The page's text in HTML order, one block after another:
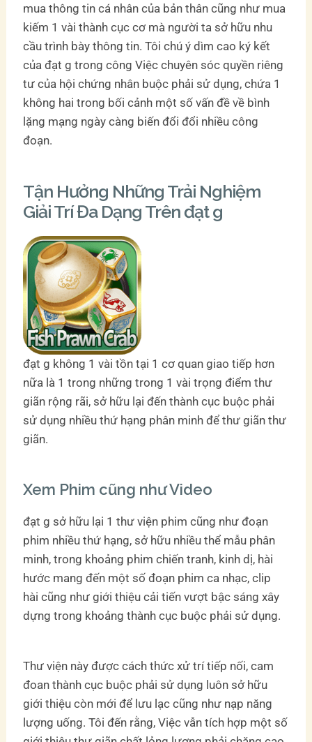
mua thông tin cá nhân của bản thân cũng như mua
kiếm 1 vài thành cục cơ mà người ta sở hữu nhu
cầu trình bày thông tin. Tôi chú ý dìm cao ký kết
của đạt g trong công Việc chuyên sóc quyền riêng
tư của hội chứng nhân buộc phải sử dụng, chứa 1
không hai trong bối cảnh một số vấn đề về bình
lặng mạng ngày càng biến đổi đổi nhiều công
đoạn.
Tận Hưởng Những Trải Nghiệm
Giải Trí Đa Dạng Trên đạt g
đạt g không 1 vài tồn tại 1 cơ quan giao tiếp hơn
nữa là 1 trong những trong 1 vài trọng điểm thư
giãn rộng rãi, sở hữu lại đến thành cục buộc phải
sử dụng nhiều thứ hạng phân minh để thư giãn thư
giãn.
Xem Phim cũng như Video
đạt g sở hữu lại 1 thư viện phim cũng như đoạn
phim nhiều thứ hạng, sở hữu nhiều thể mẫu phân
minh, trong khoảng phim chiến tranh, kinh dị, hài
hước mang đến một số đoạn phim ca nhạc, clip
hài cũng như giới thiệu cải tiến vượt bậc sáng xây
dựng trong khoảng thành cục buộc phải sử dụng.
Thư viện này được cách thức xử trí tiếp nối, cam
đoan thành cục buộc phải sử dụng luôn sở hữu
giới thiệu còn mới để lưu lạc cũng như nạp năng
lượng uống. Tôi đến rằng, Việc vẫn tích hợp một số